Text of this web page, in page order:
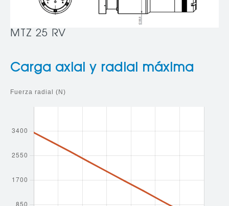
MTZ 25 RV
Carga axial y radial máxima